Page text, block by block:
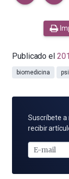
Publicado el
biomedicina
POR
MAIL
Suscríbete a
recibir